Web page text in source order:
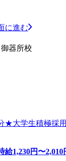
に進む
器所校
★大学生積極採
給1,230円〜2,010